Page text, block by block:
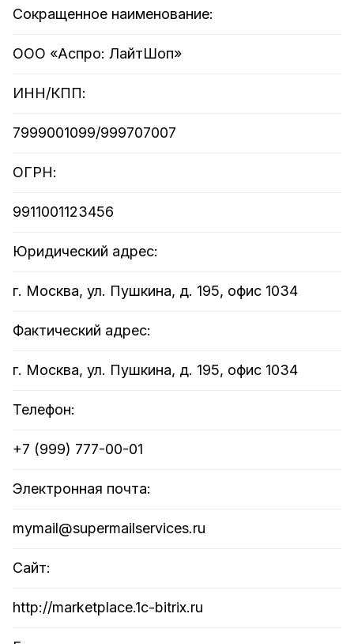
Сокращенное наименование:
ООО «Аспро: ЛайтШоп»
ИНН/КПП:
7999001099/999707007
ОГРН:
9911001123456
Юридический адрес:
г. Москва, ул. Пушкина, д. 195, офис 1034
Фактический адрес:
г. Москва, ул. Пушкина, д. 195, офис 1034
Телефон:
+7 (999) 777-00-01
Электронная почта:
mymail@supermailservices.ru
Сайт:
http://marketplace.1c-bitrix.ru